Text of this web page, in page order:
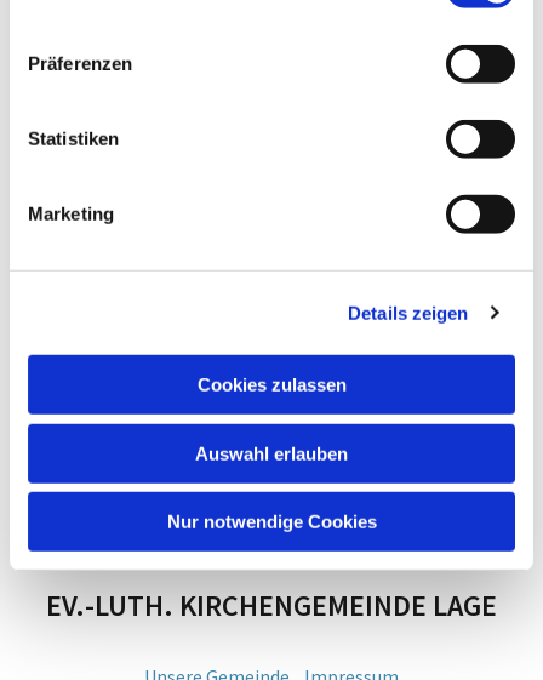
Präferenzen
Statistiken
Marketing
Details zeigen
Cookies zulassen
Auswahl erlauben
Nur notwendige Cookies
EV.-LUTH. KIRCHENGEMEINDE LAGE